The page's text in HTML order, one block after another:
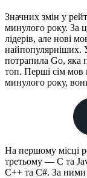
Значних змін у
минулого року. За
лідерів, але нові
найпопулярніших.
потрапила Go, яка
топ. Перші сім мов
минулого року,
На першому місці
третьому — С та
C++ та С#. За ними